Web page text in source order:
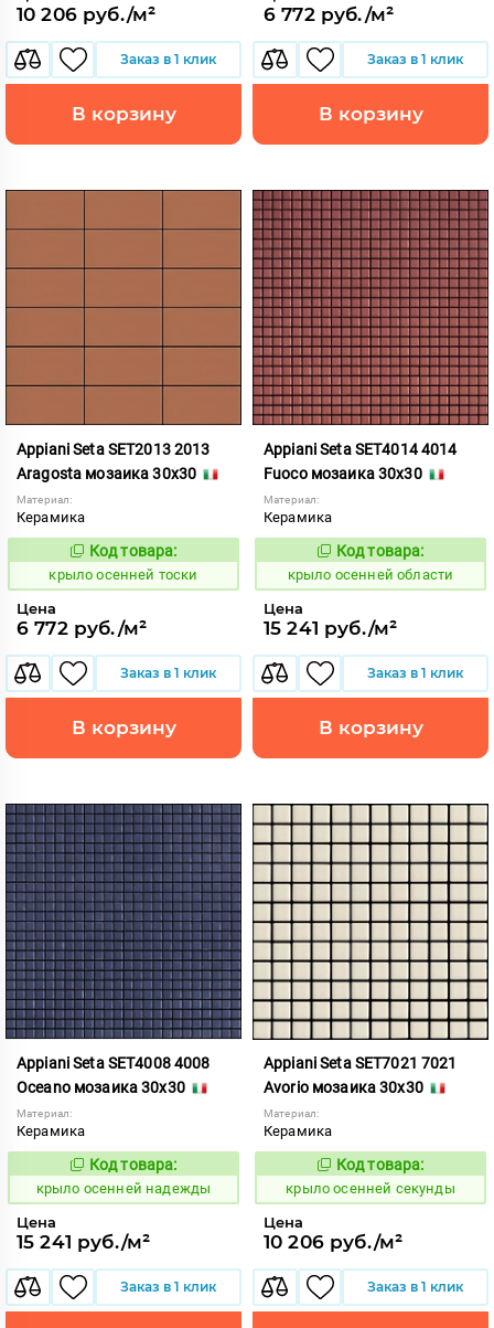
10 206 руб./м²
Заказ в 1 клик
В корзину
6 772 руб./м²
Заказ в 1 клик
В корзину
Appiani Seta SET2013 2013
Aragosta мозаика 30x30
Материал:
Керамика
836606
Код товара:
крыло осенней тоски
Цена
6 772 руб./м²
Заказ в 1 клик
В корзину
Appiani Seta SET4014 4014
Fuoco мозаика 30x30
Материал:
Керамика
836563
Код товара:
крыло осенней области
Цена
15 241 руб./м²
Заказ в 1 клик
В корзину
Appiani Seta SET4008 4008
Oceano мозаика 30x30
Материал:
Керамика
836557
Код товара:
крыло осенней надежды
Цена
15 241 руб./м²
Заказ в 1 клик
Appiani Seta SET7021 7021
Avorio мозаика 30x30
Материал:
Керамика
836587
Код товара:
крыло осенней секунды
Цена
10 206 руб./м²
Заказ в 1 клик